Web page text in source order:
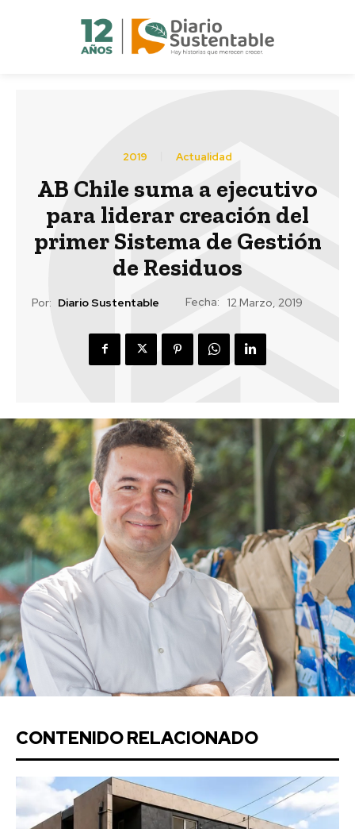
2019 Actualidad
AB Chile suma a ejecutivo
para liderar creación del
primer Sistema de Gestión
de Residuos
Por: Diario Sustentable Fecha: 12 Marzo, 2019
CONTENIDO RELACIONADO